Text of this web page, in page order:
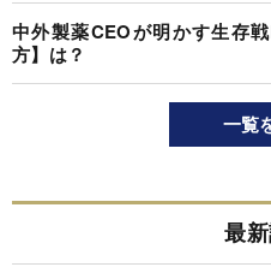
中外製薬CEOが明かす生存
方】は？
一覧
最